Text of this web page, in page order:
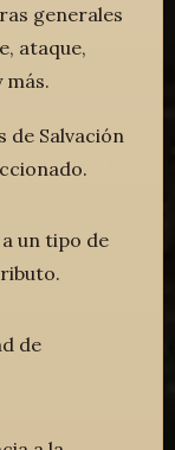
generales
ataque,
de Salvación
un tipo de
de